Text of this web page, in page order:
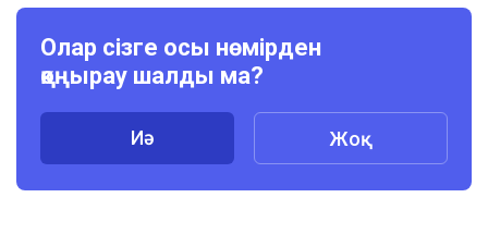
Олар сізге осы нөмірден
қоңырау шалды ма?
Иә Жоқ